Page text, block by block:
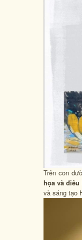
Trên con
họa và điêu
và sáng tạo